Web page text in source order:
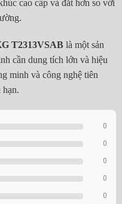
cao cấp và đắt hơn so với
T2313VSAB là một sản
cần dung tích lớn và hiệu
minh và công nghệ tiên
hạn.
0
0
0
0
0